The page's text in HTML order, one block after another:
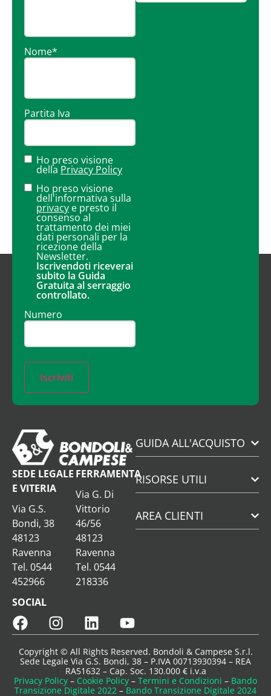
Nome*
Partita Iva
Ho preso visione
della Privacy Policy
Ho preso visione
dell'informativa sulla
privacy e presto il
consenso al
trattamento dei miei
dati personali per la
ricezione della
Newsletter.
Iscrivendoti riceverai
subito la Guida
Gratuita al serraggio
controllato.
Numero
Iscriviti
SEDE LEGALE
E VITERIA
Via G.S.
Bondi, 38
48123
Ravenna
Tel. 0544
452966
FERRAMENTA
Via G. Di
Vittorio
46/56
48123
Ravenna
Tel. 0544
218336
SOCIAL
GUIDA ALL'ACQUISTO
RISORSE UTILI
AREA CLIENTI
Copyright © All Rights Reserved. Bondoli & Campese S.r.l.
Sede Legale Via G.S. Bondi, 38 – P.IVA 00713930394 – REA
RA51632 – Cap. Soc. 130.000 € i.v.a
Privacy Policy – Cookie Policy – Termini e Condizioni – Bando
Transizione Digitale 2022 – Bando Transizione Digitale 2024